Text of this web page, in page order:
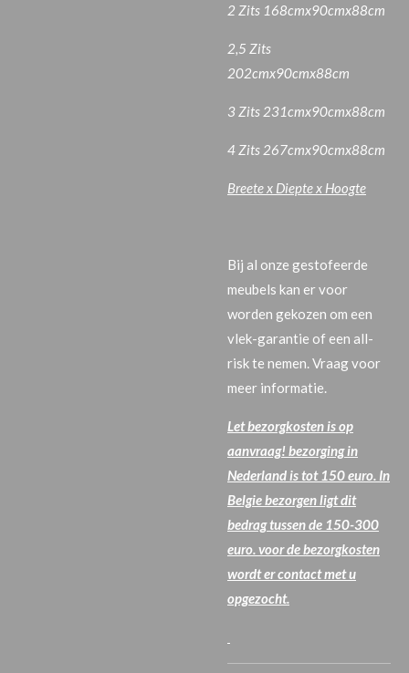
2 Zits 168cmx90cmx88cm
2,5 Zits
202cmx90cmx88cm
3 Zits 231cmx90cmx88cm
4 Zits 267cmx90cmx88cm
Breete x Diepte x Hoogte
Bij al onze gestofeerde
meubels kan er voor
worden gekozen om een
vlek-garantie of een all-
risk te nemen. Vraag voor
meer informatie.
Let bezorgkosten is op
aanvraag! bezorging in
Nederland is tot 150 euro. In
Belgie bezorgen ligt dit
bedrag tussen de 150-300
euro. voor de bezorgkosten
wordt er contact met u
opgezocht.